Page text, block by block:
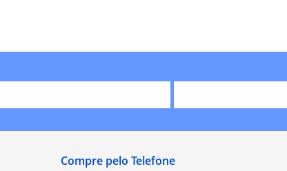
Compre pelo Telefone